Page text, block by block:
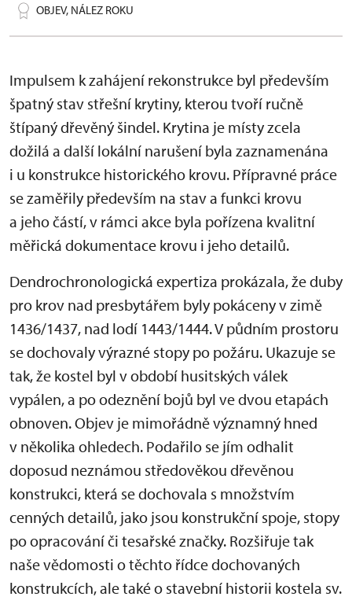
OBJEV, NÁLEZ ROKU
Impulsem k zahájení rekonstrukce byl především
špatný stav střešní krytiny, kterou tvoří ručně
štípaný dřevěný šindel. Krytina je místy zcela
dožilá a další lokální narušení byla zaznamenána
i u konstrukce historického krovu. Přípravné práce
se zaměřily především na stav a funkci krovu
a jeho částí, v rámci akce byla pořízena kvalitní
měřická dokumentace krovu i jeho detailů.
Dendrochronologická expertiza prokázala, že duby
pro krov nad presbytářem byly pokáceny v zimě
1436/1437, nad lodí 1443/1444. V půdním prostoru
se dochovaly výrazné stopy po požáru. Ukazuje se
tak, že kostel byl v období husitských válek
vypálen, a po odeznění bojů byl ve dvou etapách
obnoven. Objev je mimořádně významný hned
v několika ohledech. Podařilo se jím odhalit
doposud neznámou středověkou dřevěnou
konstrukci, která se dochovala s množstvím
cenných detailů, jako jsou konstrukční spoje, stopy
po opracování či tesařské značky. Rozšiřuje tak
naše vědomosti o těchto řídce dochovaných
konstrukcích, ale také o stavební historii kostela sv.